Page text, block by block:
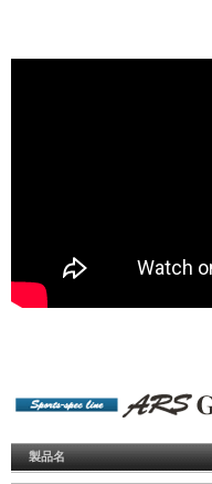
製品名